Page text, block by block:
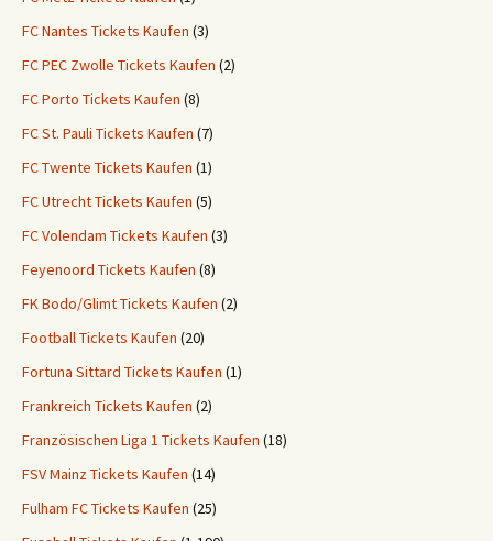
FC Nantes Tickets Kaufen (3)
FC PEC Zwolle Tickets Kaufen (2)
FC Porto Tickets Kaufen (8)
FC St. Pauli Tickets Kaufen (7)
FC Twente Tickets Kaufen (1)
FC Utrecht Tickets Kaufen (5)
FC Volendam Tickets Kaufen (3)
Feyenoord Tickets Kaufen (8)
FK Bodo/Glimt Tickets Kaufen (2)
Football Tickets Kaufen (20)
Fortuna Sittard Tickets Kaufen (1)
Frankreich Tickets Kaufen (2)
Französischen Liga 1 Tickets Kaufen (18)
FSV Mainz Tickets Kaufen (14)
Fulham FC Tickets Kaufen (25)